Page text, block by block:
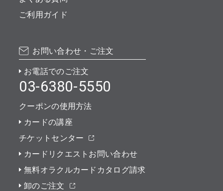
ご利用ガイド
お問い合わせ・ご注文
お電話でのご注文
03-6380-5550
クーポンの使用方法
カードの講座
チケットセンター
カードリクエストお問い合わせ
無料オラクルカードカタログ請求
卸のご注文